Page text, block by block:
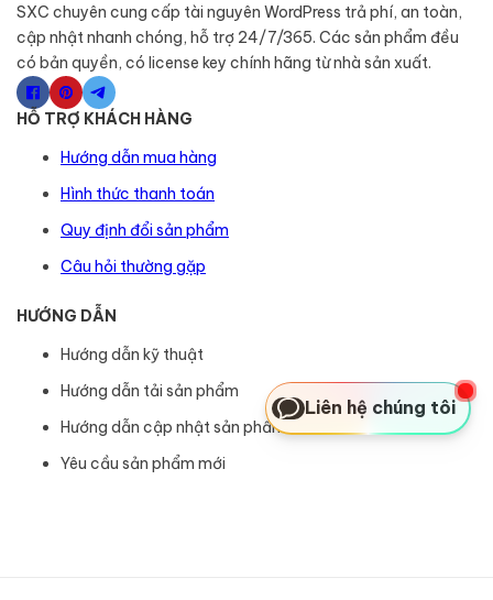
SXC chuyên cung cấp tài nguyên WordPress trả phí, an toàn,
cập nhật nhanh chóng, hỗ trợ 24/7/365. Các sản phẩm đều
có bản quyền, có license key chính hãng từ nhà sản xuất.
HỖ TRỢ KHÁCH HÀNG
Hướng dẫn mua hàng
Hình thức thanh toán
Quy định đổi sản phẩm
Câu hỏi thường gặp
HƯỚNG DẪN
Hướng dẫn kỹ thuật
Hướng dẫn tải sản phẩm
Hướng dẫn cập nhật sản phẩm
Yêu cầu sản phẩm mới
Liên hệ chúng tôi